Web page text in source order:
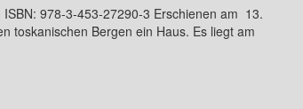
978-3-453-27290-3 Erschienen am 13.
toskanischen Bergen ein Haus. Es liegt am